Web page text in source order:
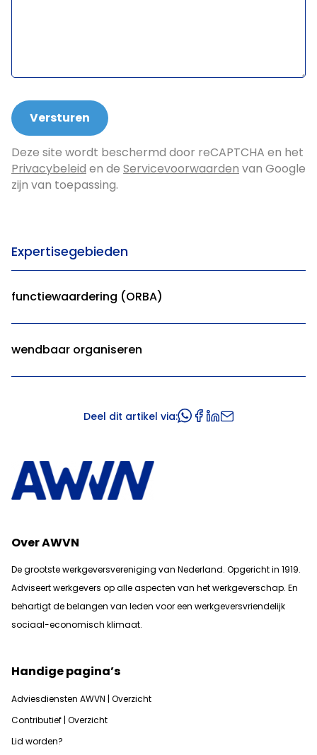
Deze site wordt beschermd door reCAPTCHA en het
Privacybeleid en de Servicevoorwaarden van Google
zijn van toepassing.
Expertisegebieden
functiewaardering (ORBA)
wendbaar organiseren
Deel dit artikel via:
Over AWVN
De grootste werkgeversvereniging van Nederland. Opgericht in 1919.
Adviseert werkgevers op alle aspecten van het werkgeverschap. En
behartigt de belangen van leden voor een werkgeversvriendelijk
sociaal-economisch klimaat.
Handige pagina’s
Adviesdiensten AWVN | Overzicht
Contributief | Overzicht
Lid worden?